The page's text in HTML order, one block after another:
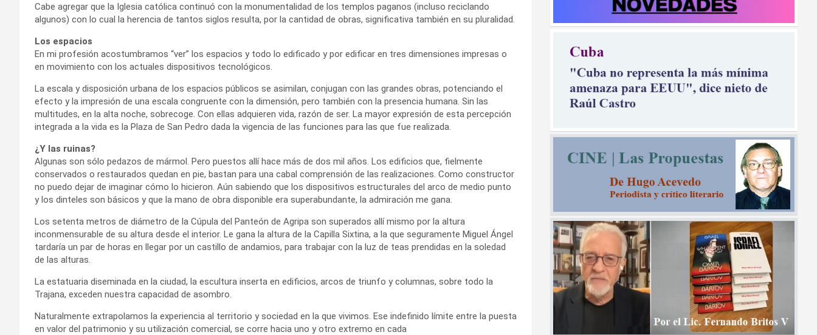
Cabe agregar que la Iglesia católica continuó con la monumentalidad de los templos paganos (incluso reciclando
algunos) con lo cual la herencia de tantos siglos resulta, por la cantidad de obras, significativa también en su pluralidad.
Los espacios
En mi profesión acostumbramos “ver” los espacios y todo lo edificado y por edificar en tres dimensiones impresas o
en movimiento con los actuales dispositivos tecnológicos.
La escala y disposición urbana de los espacios públicos se asimilan, conjugan con las grandes obras, potenciando el
efecto y la impresión de una escala congruente con la dimensión, pero también con la presencia humana. Sin las
multitudes, en la alta noche, sobrecoge. Con ellas adquieren vida, razón de ser. La mayor expresión de esta percepción
integrada a la vida es la Plaza de San Pedro dada la vigencia de las funciones para las que fue realizada.
¿Y las ruinas?
Algunas son sólo pedazos de mármol. Pero puestos allí hace más de dos mil años. Los edificios que, fielmente
conservados o restaurados quedan en pie, bastan para una cabal comprensión de las realizaciones. Como constructor
no puedo dejar de imaginar cómo lo hicieron. Aún sabiendo que los dispositivos estructurales del arco de medio punto
y los dinteles son básicos y que la mano de obra disponible era superabundante, la admiración me gana.
Los setenta metros de diámetro de la Cúpula del Panteón de Agripa son superados allí mismo por la altura
inconmensurable de su altura desde el interior. Le gana la altura de la Capilla Sixtina, a la que seguramente Miguel Ángel
tardaría un par de horas en llegar por un castillo de andamios, para trabajar con la luz de teas prendidas en la soledad
de las alturas.
La estatuaria diseminada en la ciudad, la escultura inserta en edificios, arcos de triunfo y columnas, sobre todo la
Trajana, exceden nuestra capacidad de asombro.
Naturalmente extrapolamos la experiencia al territorio y sociedad en la que vivimos. Ese indefinido límite entre la puesta
en valor del patrimonio y su utilización comercial, se corre hacia uno y otro extremo en cada